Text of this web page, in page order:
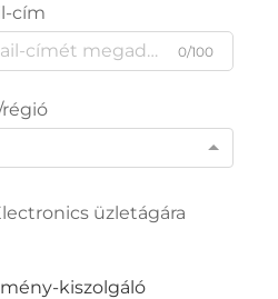
cím
0/100
üzletágára
kiszolgáló